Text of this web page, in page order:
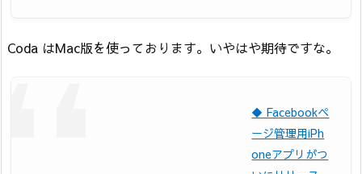
Coda はMac版を使っております。いやはや期待ですな。
◆ Facebookペ
ージ管理用iPh
oneアプリがつ